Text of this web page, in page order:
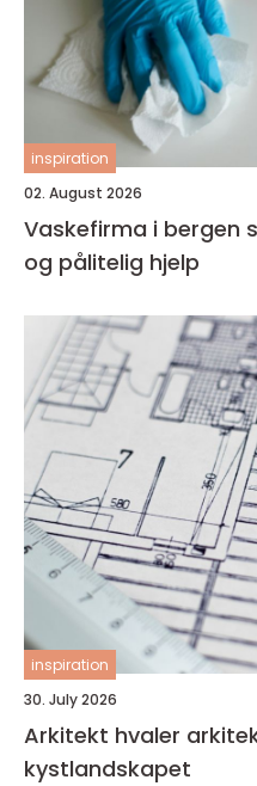
inspiration
02. August 2026
Vaskefirma i bergen slik finner du profesjonell
og pålitelig hjelp
inspiration
30. July 2026
Arkitekt hvaler arkitektur i møte med
kystlandskapet